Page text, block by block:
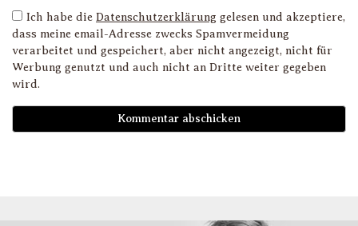
Ich habe die Datenschutzerklärung gelesen und akzeptiere,
dass meine email-Adresse zwecks Spamvermeidung
verarbeitet und gespeichert, aber nicht angezeigt, nicht für
Werbung genutzt und auch nicht an Dritte weiter gegeben
wird.